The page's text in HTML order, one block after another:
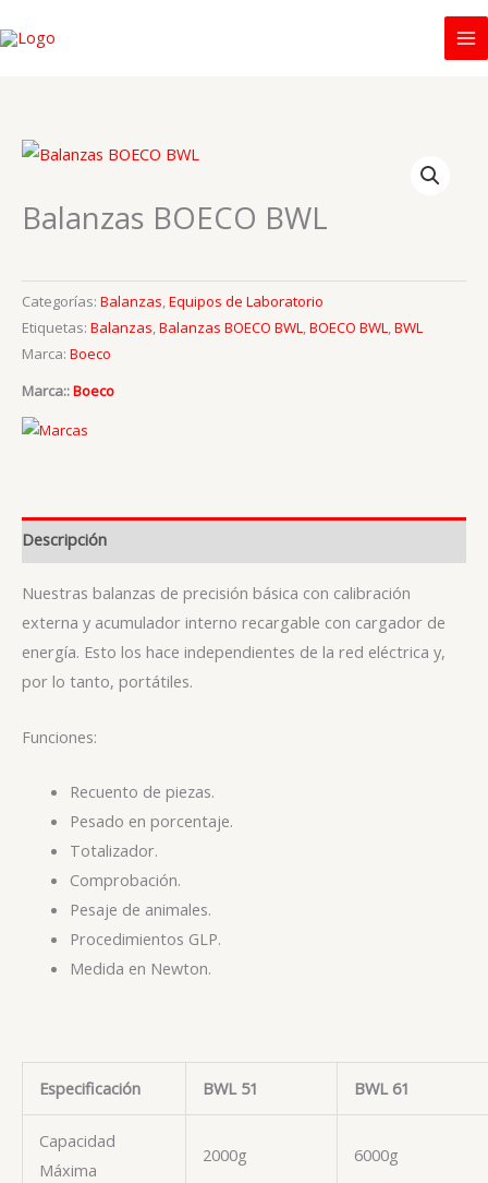
al
Balanzas BOECO BWL
Categorías: Balanzas,Equipos de Laboratorio
Etiquetas: Balanzas,Balanzas BOECO BWL,BOECO BWL,BWL
Marca: Boeco
Marca::Boeco
Descripción
Nuestras balanzas de precisión básica con calibración
externa y acumulador interno recargable con cargador de
energía. Esto los hace independientes de la red eléctrica y,
por lo tanto, portátiles.
Funciones:
Recuento de piezas.
Pesado en porcentaje.
Totalizador.
Comprobación.
Pesaje de animales.
Procedimientos GLP.
Medida en Newton.
Especificación BWL 51 BWL 61
Capacidad
Máxima
2000g 6000g